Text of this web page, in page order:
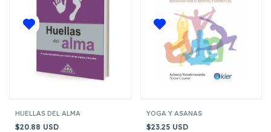
HUELLAS DEL ALMA
$20.88 USD
YOGA Y ASANAS
$23.25 USD